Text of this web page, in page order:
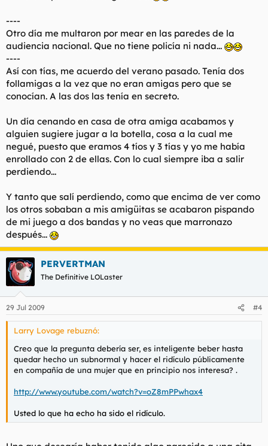
----
Otro día me multaron por mear en las paredes de la
audiencia nacional. Que no tiene policía ni nada...
----
Así con tías, me acuerdo del verano pasado. Tenía dos
follamigas a la vez que no eran amigas pero que se
conocían. A las dos las tenía en secreto.
Un día cenando en casa de otra amiga acabamos y
alguien sugiere jugar a la botella, cosa a la cual me
negué, puesto que eramos 4 tíos y 3 tías y yo me había
enrollado con 2 de ellas. Con lo cual siempre iba a salir
perdiendo...
Y tanto que salí perdiendo, como que encima de ver como
los otros sobaban a mis amigüitas se acabaron pispando
de mi juego a dos bandas y no veas que marronazo
después...
PERVERTMAN
The Definitive LOLaster
29 Jul 2009 #4
Larry Lovage rebuznó:
Creo que la pregunta debería ser, es inteligente beber hasta
quedar hecho un subnormal y hacer el ridículo públicamente
en compañía de una mujer que en principio nos interesa? .
http://www.youtube.com/watch?v=oZ8mPPwhax4
Usted lo que ha echo ha sido el ridículo.